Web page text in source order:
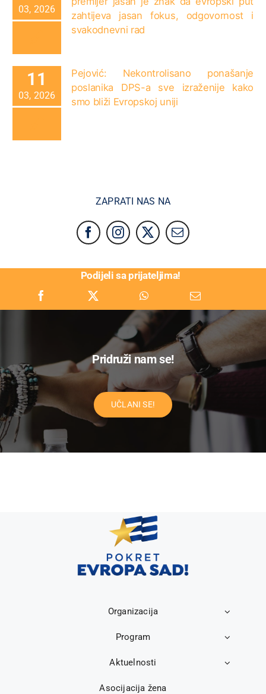
03, 2026
zahtijeva jasan fokus, odgovornost i
svakodnevni rad
11
03, 2026
Pejović: Nekontrolisano ponašanje
poslanika DPS-a sve izraženije kako
smo bliži Evropskoj uniji
ZAPRATI NAS NA
Podijeli sa prijateljima!
Pridruži nam se!
UČLANI SE!
Organizacija
Program
Aktuelnosti
Asocijacija žena